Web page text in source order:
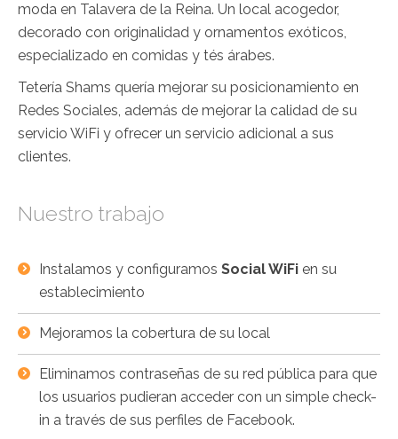
moda en Talavera de la Reina. Un local acogedor,
decorado con originalidad y ornamentos exóticos,
especializado en comidas y tés árabes.
Tetería Shams quería mejorar su posicionamiento en
Redes Sociales, además de mejorar la calidad de su
servicio WiFi y ofrecer un servicio adicional a sus
clientes.
Nuestro trabajo
Instalamos y configuramos Social WiFi en su
establecimiento
Mejoramos la cobertura de su local
Eliminamos contraseñas de su red pública para que
los usuarios pudieran acceder con un simple check-
in a través de sus perfiles de Facebook.